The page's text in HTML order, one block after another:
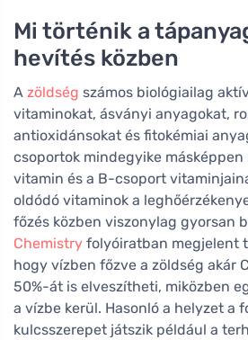
Mi történik a
hevítés közben
A zöldség számos biológiailag
vitaminokat, ásványi anyagokat,
antioxidánsokat és fitokémiai
csoportok mindegyike másképpen
vitamin és a B-csoport
oldódó vitaminok a
főzés közben viszonylag gyorsan
Chemistry folyóiratban megjelent
hogy vízben főzve a zöldség akár
50%-át is elveszítheti, miközben
a vízbe kerül. Hasonló a helyzet a
kulcsszerepet játszik például a